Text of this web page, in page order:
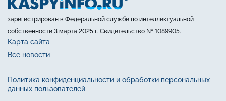
зарегистрирован в Федеральной службе по интеллектуальной
собственности 3 марта 2025 г. Свидетельство № 1089905.
Карта сайта
Все новости
Политика конфиденциальности и обработки персональных
данных пользователей